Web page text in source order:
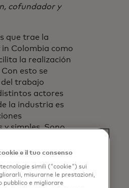
cofundador y
que trae la
in Colombia como
la realización
esto se
del trabajo
actores
la industria es
y simples. Sono
di iniziative
paese
e
di facile
che sono
e il tuo consenso
simili ("cookie") sui
misurarne le prestazioni,
pubblico e migliorare